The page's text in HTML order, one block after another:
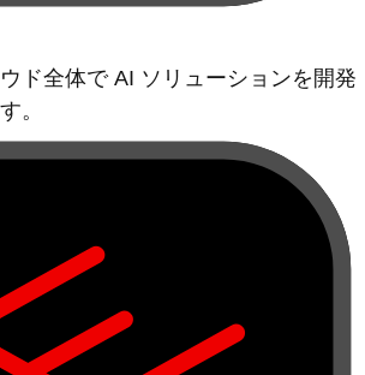
ド全体で AI ソリューションを開発
。